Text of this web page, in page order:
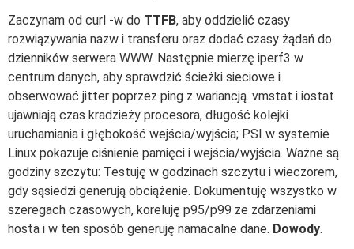
Zaczynam od curl -w do TTFB, aby oddzielić czasy
rozwiązywania nazw i transferu oraz dodać czasy żądań do
dzienników serwera WWW. Następnie mierzę iperf3 w
centrum danych, aby sprawdzić ścieżki sieciowe i
obserwować jitter poprzez ping z wariancją. vmstat i iostat
ujawniają czas kradzieży procesora, długość kolejki
uruchamiania i głębokość wejścia/wyjścia; PSI w systemie
Linux pokazuje ciśnienie pamięci i wejścia/wyjścia. Ważne są
godziny szczytu: Testuję w godzinach szczytu i wieczorem,
gdy sąsiedzi generują obciążenie. Dokumentuję wszystko w
szeregach czasowych, koreluję p95/p99 ze zdarzeniami
hosta i w ten sposób generuję namacalne dane. Dowody.